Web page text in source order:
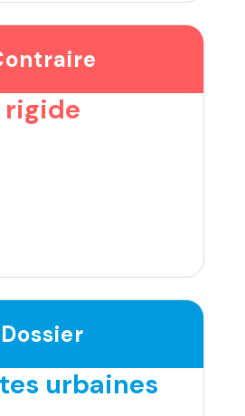
rigide
Dossier
urbaines